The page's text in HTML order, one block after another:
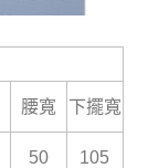
腰寬 下擺寬
50 105